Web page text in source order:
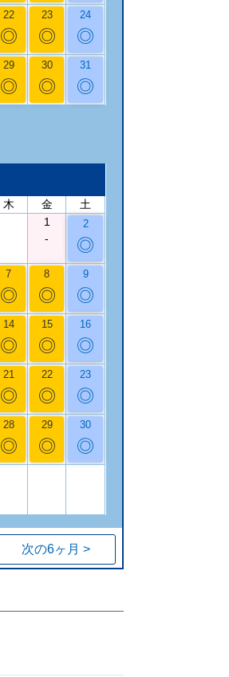
22
◎
23
◎
24
◎
29
◎
30
◎
31
◎
木 金
土
1
-
2
◎
7
◎
8
◎
9
◎
14
◎
15
◎
16
◎
21
◎
22
◎
23
◎
28
◎
29
◎
30
◎
次の6ヶ月 >